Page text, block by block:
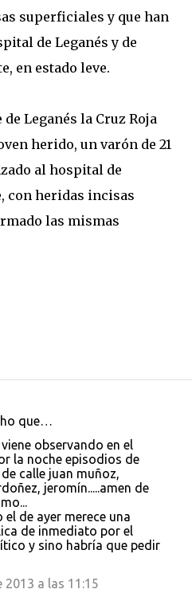
superficiales y que han
de Leganés y de
en estado leve.
Leganés la Cruz Roja
herido, un varón de 21
al hospital de
con heridas incisas
las mismas
que…
observando en el
la noche episodios de
calle juan muñoz,
jeromín.....amen de
el de ayer merece una
de inmediato por el
y sino habría que pedir
a las 11:15